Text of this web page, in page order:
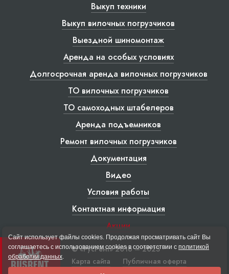
Выкуп техники
Выкуп вилочных погрузчиков
Выездной шиномонтаж
Аренда на особых условиях
Долгосрочная аренда вилочных погрузчиков
ТО вилочных погрузчиков
ТО самоходных штабелеров
Аренда подъемников
Ремонт вилочных погрузчиков
Документация
Видео
Условия работы
Контактная информация
Акции
© «РусРент» 2016 – 2023
Карта сайта
Публичная оферта
Сайт использует файлы cookies. Продолжая просматривать сайт Вы
соглашаетесь с использованием cookies в соответствии с политикой
обработки данных.